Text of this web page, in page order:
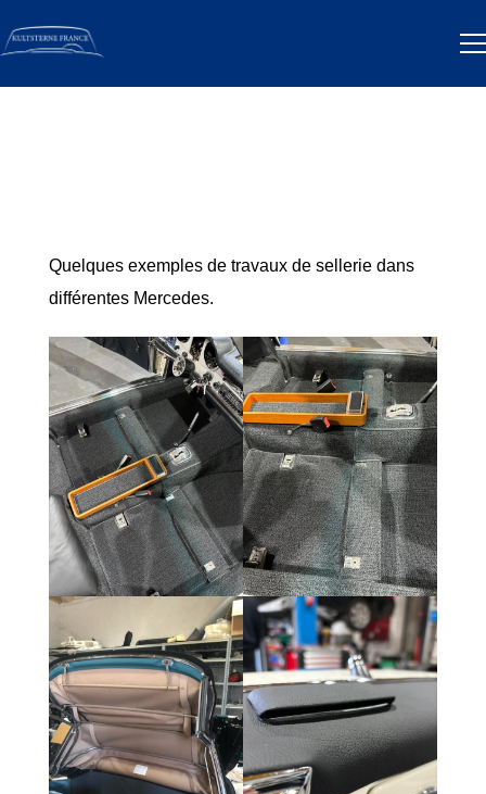
Quelques exemples de travaux de sellerie dans
différentes Mercedes.